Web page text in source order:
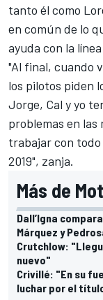
tanto él como
en común de lo
ayuda con la
"Al final, cuando
los pilotos piden
Jorge, Cal y yo
problemas en las
trabajar con
2019", zanja.
Más de
Dall’Igna
Márquez y
Crutchlow:
nuevo"
Crivillé: "En su
luchar por el